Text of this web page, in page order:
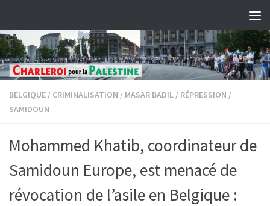
BELGIQUE / CRIMINALISATION / MASAR BADIL / RÉPRESSION /
SAMIDOUN
Mohammed Khatib, coordinateur de
Samidoun Europe, est menacé de
révocation de l’asile en Belgique :